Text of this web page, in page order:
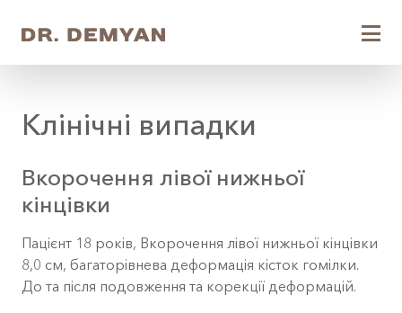
Клінічні випадки
Вкорочення лівої нижньої
кінцівки
Пацієнт 18 років, Вкорочення лівої нижньої кінцівки
8,0 см, багаторівнева деформація кісток гомілки.
До та після подовження та корекції деформацій.